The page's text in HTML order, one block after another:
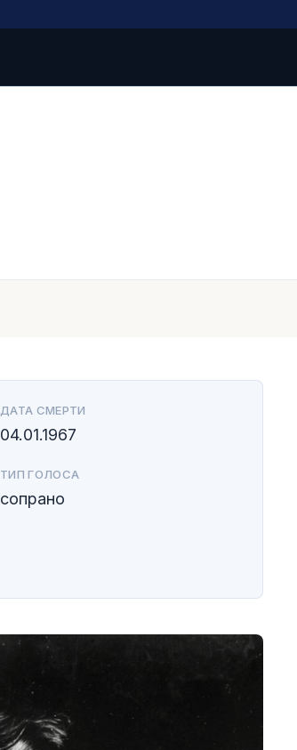
ДАТА СМЕРТИ
04.01.1967
ТИП ГОЛОСА
сопрано